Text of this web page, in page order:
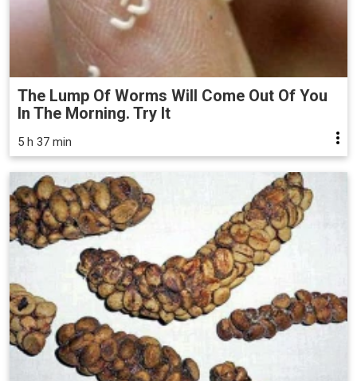
The Lump Of Worms Will Come Out Of You
In The Morning. Try It
5 h 37 min